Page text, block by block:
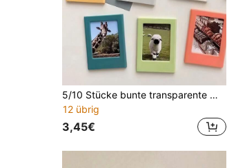
5/10 Stücke bunte transparente magnetische Fotorahmen Set, 3-Zoll Portemonnaie-Größe Kühlschrankmagnete, geeignet für Mini, anpassbare DIY dekorative Aufkleber, Mini-Fotorahmen für Schlafzimmer, Küche, Büro, Heimdekoration, ideales Geburtstags- und Schulanfanggeschenk
12 übrig
3,45€